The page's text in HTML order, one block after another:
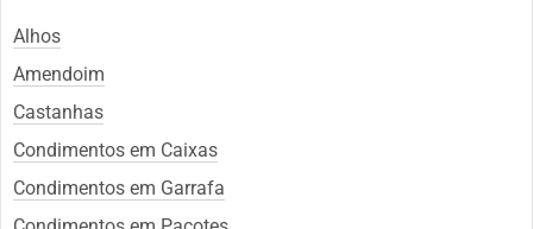
Alhos
Amendoim
Castanhas
Condimentos em Caixas
Condimentos em Garrafa